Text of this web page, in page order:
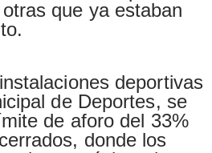
que ya estaban
deportivas
de Deportes, se
de aforo del 33%
donde los